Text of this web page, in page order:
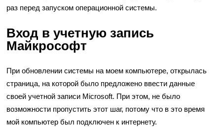
раз перед запуском операционной системы.
Вход в учетную запись
Майкрософт
При обновлении системы на моем компьютере, открылась
страница, на которой было предложено ввести данные
своей учетной записи Microsoft. При этом, не было
возможности пропустить этот шаг, потому что в это время
мой компьютер был подключен к интернету.